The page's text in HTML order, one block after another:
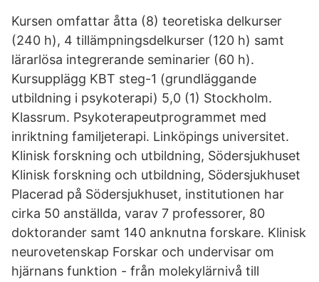
Kursen omfattar åtta (8) teoretiska delkurser
(240 h), 4 tillämpningsdelkurser (120 h) samt
lärarlösa integrerande seminarier (60 h).
Kursupplägg KBT steg-1 (grundläggande
utbildning i psykoterapi) 5,0 (1) Stockholm.
Klassrum. Psykoterapeutprogrammet med
inriktning familjeterapi. Linköpings universitet.
Klinisk forskning och utbildning, Södersjukhuset
Klinisk forskning och utbildning, Södersjukhuset
Placerad på Södersjukhuset, institutionen har
cirka 50 anställda, varav 7 professorer, 80
doktorander samt 140 anknutna forskare. Klinisk
neurovetenskap Forskar och undervisar om
hjärnans funktion - från molekylärnivå till